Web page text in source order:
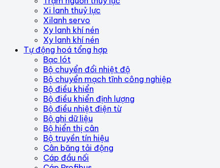
Xi lanh thuỷ lực
Xilanh servo
Xy lanh khí nén
Xy lanh khí nén
Tự động hoá tổng hợp
Bạc lót
Bộ chuyển đổi nhiệt độ
Bộ chuyển mạch tĩnh công nghiệp
Bộ điều khiển
Bộ điều khiển định lượng
Bộ điều nhiệt điện từ
Bộ ghi dữ liệu
Bộ hiển thị cân
Bộ truyền tín hiệu
Cân băng tải động
Cáp đầu nối